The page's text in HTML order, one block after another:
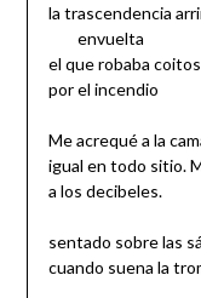
la trascendencia
envuelta
el que robaba
por el incendio
Me acrequé a la
igual en todo sitio.
a los decibeles.
sentado sobre las
cuando suena la